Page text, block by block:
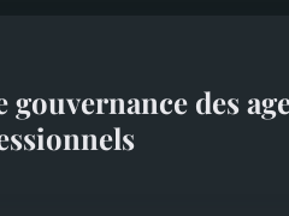
gouvernance des